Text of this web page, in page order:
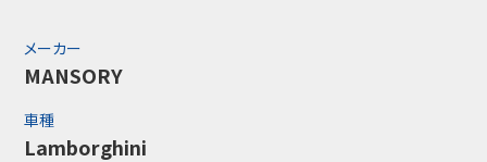
メーカー
MANSORY
車種
Lamborghini